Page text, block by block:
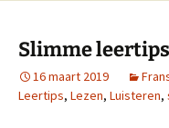
Slimme leertips
16 maart 2019
Leertips, Lezen, Luisteren,